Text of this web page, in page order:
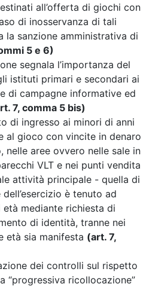
all’offerta di giochi con
di inosservanza di tali
la sanzione amministrativa di
5 e 6)
segnala l’importanza del
istituti primari e secondari ai
di campagne informative ed
7, comma 5 bis)
di ingresso ai minori di anni
al gioco con vincite in denaro
nelle aree ovvero nelle sale in
VLT e nei punti vendita
attività principale - quella di
è tenuto ad
mediante richiesta di
di identità, tranne nei
età sia manifesta (art. 7,
dei controlli sul rispetto
“progressiva ricollocazione”